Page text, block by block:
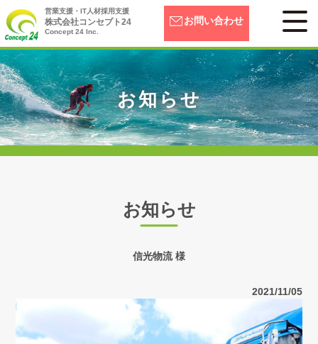
営業支援・IT人材採用支援
株式会社コンセプト24
Concept 24 Inc.
お問い合わせ
お知らせ
お知らせ
信光物流 様
2021/11/05